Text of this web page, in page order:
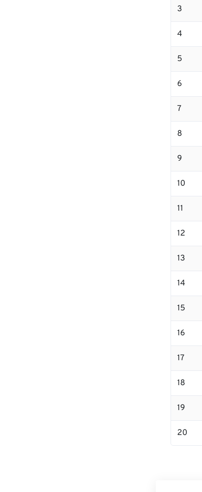
3
4
5
6
7
8
9
10
11
12
13
14
15
16
17
18
19
20